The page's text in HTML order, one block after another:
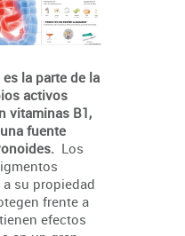
la parte de la
activos
vitaminas B1,
fuente
Los
su propiedad
frente a
efectos